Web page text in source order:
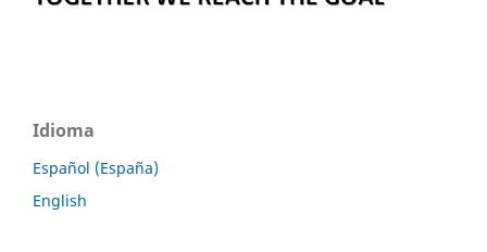
Idioma
Español (España)
English